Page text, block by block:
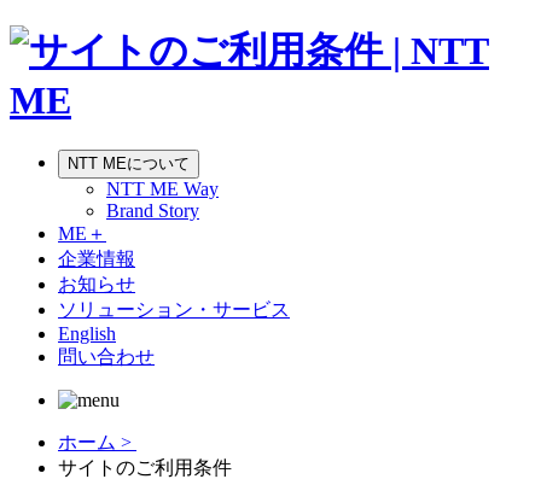
NTT MEについて
NTT ME Way
Brand Story
ME＋
企業情報
お知らせ
ソリューション・サービス
English
問い合わせ
ホーム >
サイトのご利用条件